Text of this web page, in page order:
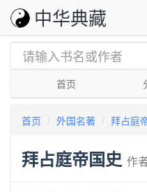
中华典藏
首页
首页 外国名著 拜占庭
拜占庭帝国史 作